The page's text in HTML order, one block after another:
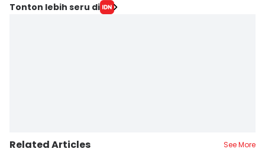
Tonton lebih seru di
Related Articles See More